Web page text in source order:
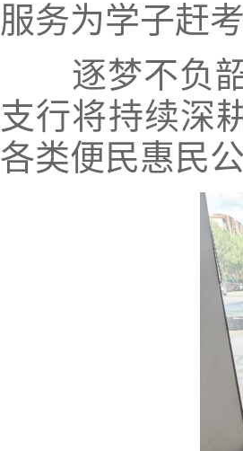
服务为学子赶
逐梦不负韶
支行将持续深
各类便民惠民